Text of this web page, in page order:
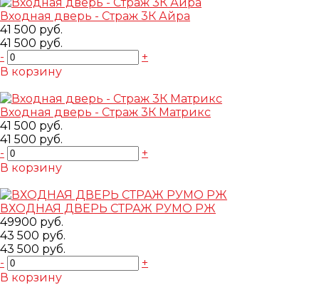
Входная дверь - Страж 3К Айра
41 500 руб.
41 500 руб.
-
+
В корзину
Входная дверь - Страж 3К Матрикс
41 500 руб.
41 500 руб.
-
+
В корзину
ВХОДНАЯ ДВЕРЬ СТРАЖ РУМО РЖ
49900 руб.
43 500 руб.
43 500 руб.
-
+
В корзину